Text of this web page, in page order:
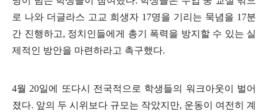
로 나와 더글라스 고교 희생자 17명을 기리는 묵념을 17분
간 진행하고, 정치인들에게 총기 폭력을 방지할 수 있는 실
제적인 방안을 마련하라고 촉구했다.
4월 20일에 또다시 전국적으로 학생들의 워크아웃이 벌어
졌다. 앞의 두 시위보다 규모는 작았지만, 운동이 여전히 계